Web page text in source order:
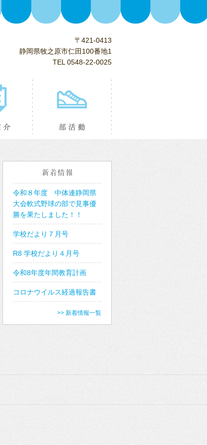
〒421-0413
静岡県牧之原市仁田100番地1
TEL 0548-22-0025
活動紹介 部活動紹介
令和８年度 中体連静岡県
大会軟式野球の部で見事優
勝を果たしました！！
学校だより７月号
R8 学校だより４月号
令和8年度年間教育計画
コロナウイルス経過報告書
>> 新着情報一覧